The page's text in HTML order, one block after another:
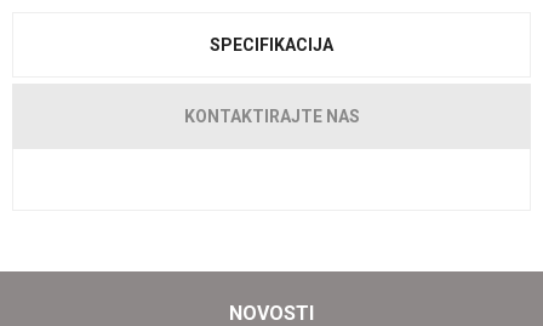
SPECIFIKACIJA
KONTAKTIRAJTE NAS
NOVOSTI